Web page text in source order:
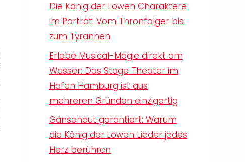
Die König der Löwen Charaktere
im Porträt: Vom Thronfolger bis
zum Tyrannen
Erlebe Musical-Magie direkt am
Wasser: Das Stage Theater im
Hafen Hamburg ist aus
mehreren Gründen einzigartig
Gänsehaut garantiert: Warum
die König der Löwen Lieder jedes
Herz berühren